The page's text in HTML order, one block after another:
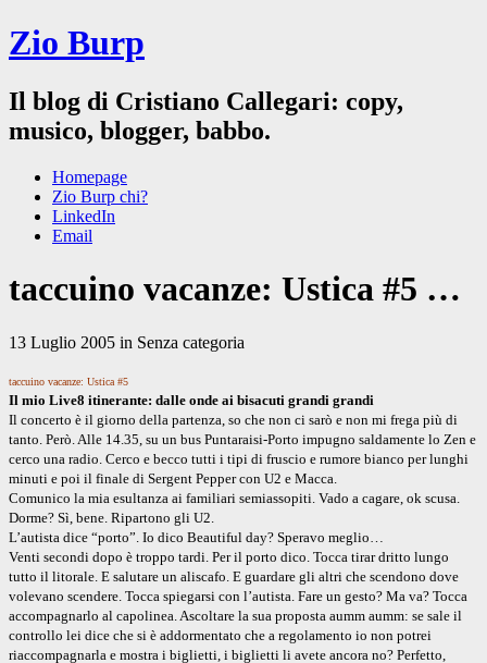
Zio Burp
Il blog di Cristiano Callegari: copy,
musico, blogger, babbo.
Homepage
Zio Burp chi?
LinkedIn
Email
taccuino vacanze: Ustica #5 …
13 Luglio 2005 in Senza categoria
taccuino vacanze: Ustica #5
Il mio Live8 itinerante: dalle onde ai bisacuti grandi grandi
Il concerto è il giorno della partenza, so che non ci sarò e non mi frega più di
tanto. Però. Alle 14.35, su un bus Puntaraisi-Porto impugno saldamente lo Zen e
cerco una radio. Cerco e becco tutti i tipi di fruscio e rumore bianco per lunghi
minuti e poi il finale di Sergent Pepper con U2 e Macca.
Comunico la mia esultanza ai familiari semiassopiti. Vado a cagare, ok scusa.
Dorme? Sì, bene. Ripartono gli U2.
L’autista dice “porto”. Io dico Beautiful day? Speravo meglio…
Venti secondi dopo è troppo tardi. Per il porto dico. Tocca tirar dritto lungo
tutto il litorale. E salutare un aliscafo. E guardare gli altri che scendono dove
volevano scendere. Tocca spiegarsi con l’autista. Fare un gesto? Ma va? Tocca
accompagnarlo al capolinea. Ascoltare la sua proposta aumm aumm: se sale il
controllo lei dice che si è addormentato che a regolamento io non potrei
riaccompagnarla e mostra i biglietti, i biglietti li avete ancora no? Perfetto,